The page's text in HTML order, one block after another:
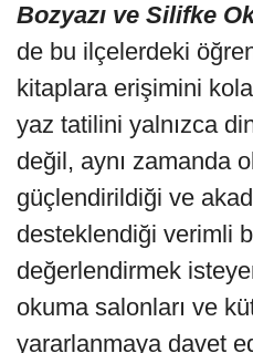
Bozyazı ve Silifke
de bu ilçelerdeki
kitaplara erişimini
yaz tatilini yalnızca
değil, aynı zamanda
güçlendirildiği ve
desteklendiği verimli
değerlendirmek
okuma salonları ve
yararlanmaya davet